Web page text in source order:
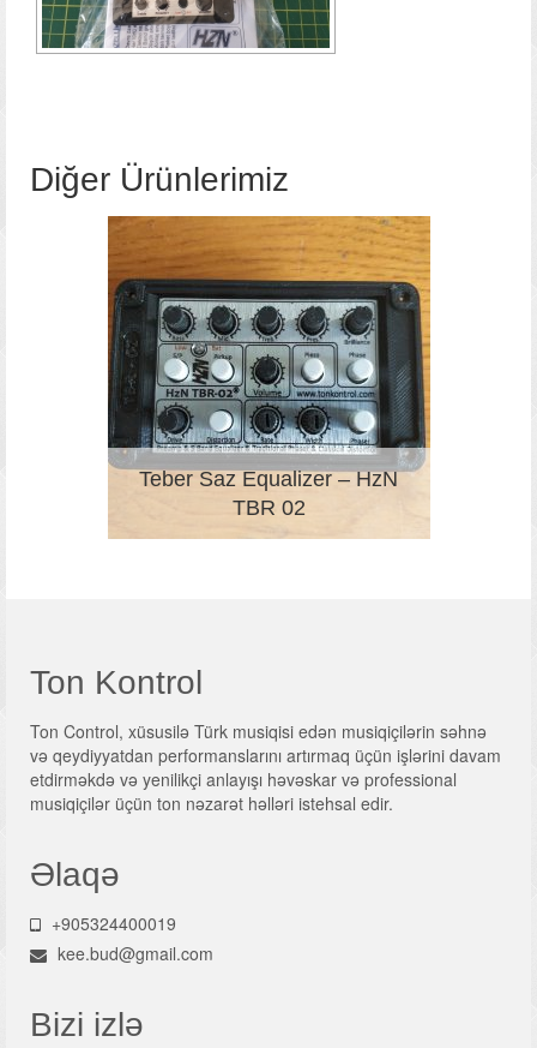
Diğer Ürünlerimiz
Teber Saz Equalizer – HzN
TBR 02
Ton Kontrol
Ton Control, xüsusilə Türk musiqisi edən musiqiçilərin səhnə
və qeydiyyatdan performanslarını artırmaq üçün işlərini davam
etdirməkdə və yenilikçi anlayışı həvəskar və professional
musiqiçilər üçün ton nəzarət həlləri istehsal edir.
Əlaqə
+905324400019
kee.bud@gmail.com
Bizi izlə